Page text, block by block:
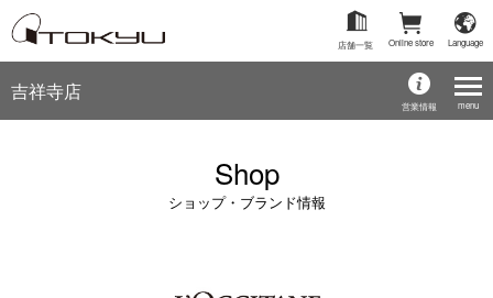
Language
Online store
店舗一覧
吉祥寺店
営業情報
Shop
ショップ・ブランド情報
menu